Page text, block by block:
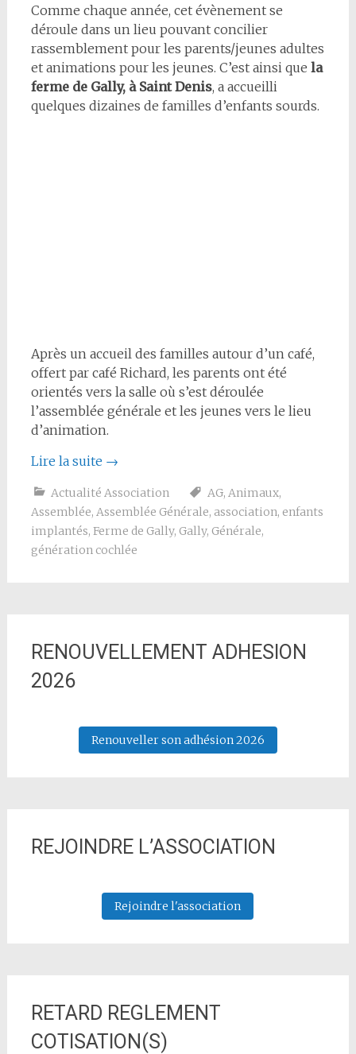
Comme chaque année, cet évènement se
déroule dans un lieu pouvant concilier
rassemblement pour les parents/jeunes adultes
et animations pour les jeunes. C’est ainsi que la
ferme de Gally, à Saint Denis, a accueilli
quelques dizaines de familles d’enfants sourds.
Après un accueil des familles autour d’un café,
offert par café Richard, les parents ont été
orientés vers la salle où s’est déroulée
l’assemblée générale et les jeunes vers le lieu
d’animation.
Lire la suite →
Actualité Association AG, Animaux,
Assemblée, Assemblée Générale, association, enfants
implantés, Ferme de Gally, Gally, Générale,
génération cochlée
RENOUVELLEMENT ADHESION
2026
Renouveller son adhésion 2026
REJOINDRE L’ASSOCIATION
Rejoindre l'association
RETARD REGLEMENT
COTISATION(S)